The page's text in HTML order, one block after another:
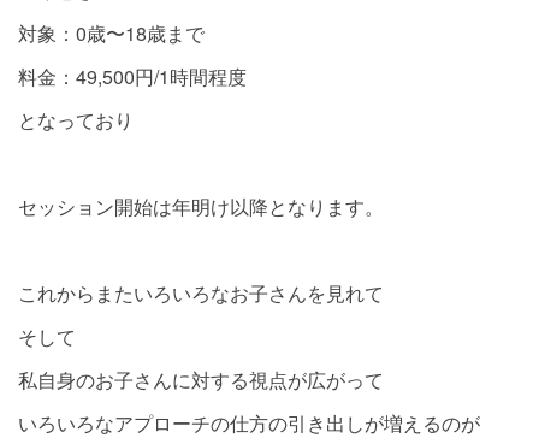
対象：0歳〜18歳まで
料金：49,500円/1時間程度
となっており
セッション開始は年明け以降となります。
これからまたいろいろなお子さんを見れて
そして
私自身のお子さんに対する視点が広がって
いろいろなアプローチの仕方の引き出しが増えるのが